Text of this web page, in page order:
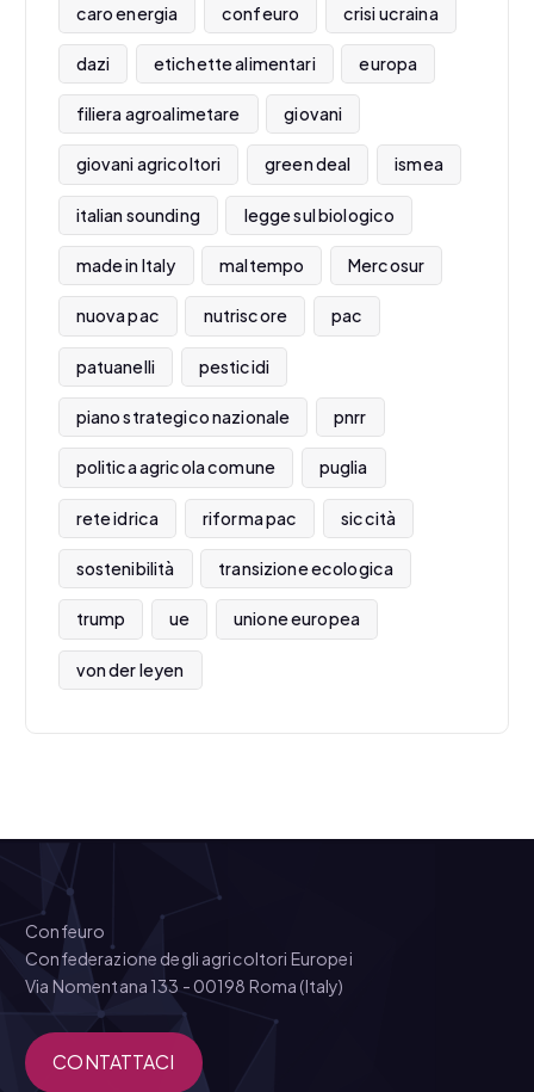
caro energia confeuro crisi ucraina
dazi etichette alimentari europa
filiera agroalimetare giovani
giovani agricoltori green deal ismea
italian sounding legge sul biologico
made in Italy maltempo Mercosur
nuova pac nutriscore pac
patuanelli pesticidi
piano strategico nazionale pnrr
politica agricola comune puglia
rete idrica riforma pac siccità
sostenibilità transizione ecologica
trump ue unione europea
von der leyen
Confeuro
Confederazione degli agricoltori Europei
Via Nomentana 133 - 00198 Roma (Italy)
CONTATTACI